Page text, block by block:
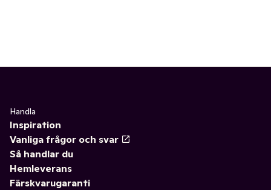
Handla
Inspiration
Vanliga frågor och svar
Så handlar du
Hemleverans
Färskvarugaranti